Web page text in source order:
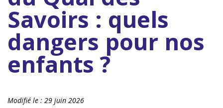
Savoirs : quels
dangers pour nos
enfants ?
Modifié le : 29 juin 2026